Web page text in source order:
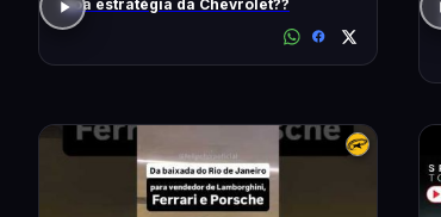
Boa estratégia da Chevrolet??